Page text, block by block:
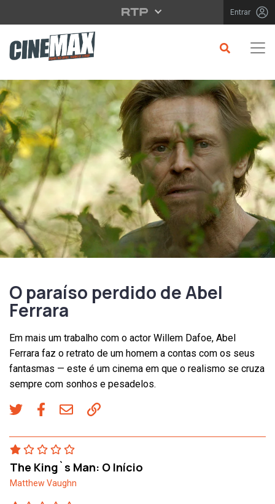
Saltar para o conteúdo principal Entrar
O paraíso perdido de Abel
Ferrara
Em mais um trabalho com o actor Willem Dafoe, Abel
Ferrara faz o retrato de um homem a contas com os seus
fantasmas — este é um cinema em que o realismo se cruza
sempre com sonhos e pesadelos.
The King`s Man: O Início
Matthew Vaughn